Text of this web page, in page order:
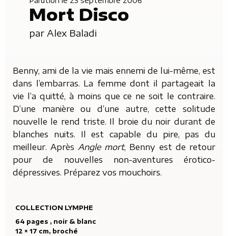
Mort Disco
par Alex Baladi
Benny, ami de la vie mais ennemi de lui-même, est
dans l’embarras. La femme dont il partageait la
vie l’a quitté, à moins que ce ne soit le contraire.
D’une manière ou d’une autre, cette solitude
nouvelle le rend triste. Il broie du noir durant de
blanches nuits. Il est capable du pire, pas du
meilleur. Après Angle mort, Benny est de retour
pour de nouvelles non-aventures érotico-
dépressives. Préparez vos mouchoirs.
COLLECTION LYMPHE
64 pages , noir & blanc
12 × 17 cm, broché